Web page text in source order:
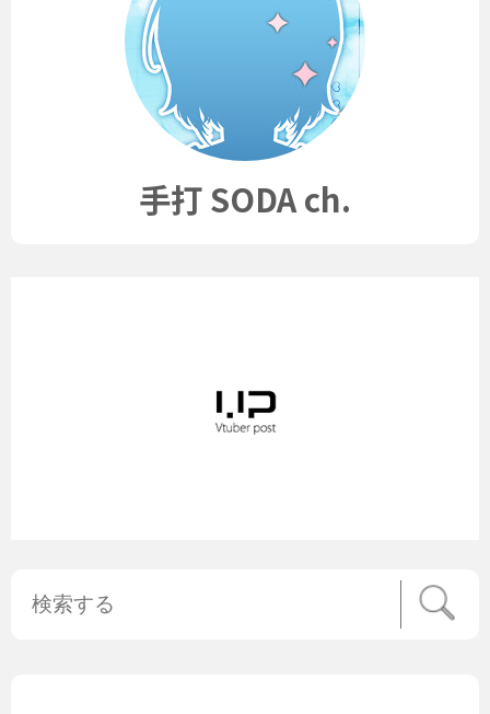
手打 SODA ch.